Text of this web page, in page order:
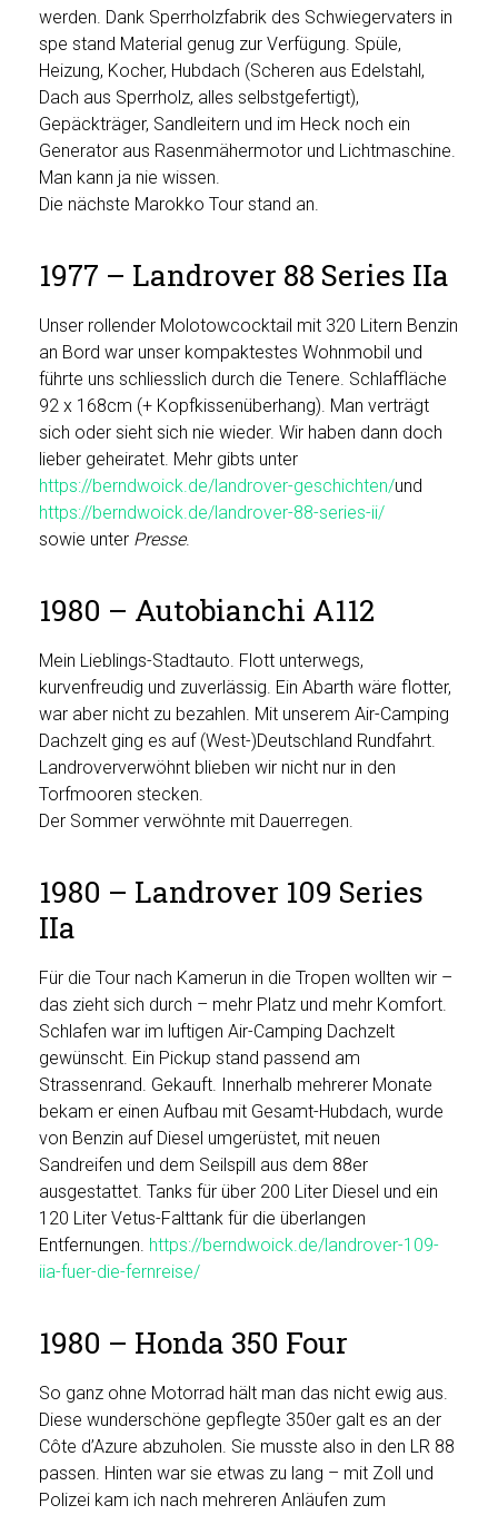
werden. Dank Sperrholzfabrik des Schwiegervaters in
spe stand Material genug zur Verfügung. Spüle,
Heizung, Kocher, Hubdach (Scheren aus Edelstahl,
Dach aus Sperrholz, alles selbstgefertigt),
Gepäckträger, Sandleitern und im Heck noch ein
Generator aus Rasenmähermotor und Lichtmaschine.
Man kann ja nie wissen.
Die nächste Marokko Tour stand an.
1977 – Landrover 88 Series IIa
Unser rollender Molotowcocktail mit 320 Litern Benzin
an Bord war unser kompaktestes Wohnmobil und
führte uns schliesslich durch die Tenere. Schlaffläche
92 x 168cm (+ Kopfkissenüberhang). Man verträgt
sich oder sieht sich nie wieder. Wir haben dann doch
lieber geheiratet. Mehr gibts unter
https://berndwoick.de/landrover-geschichten/und
https://berndwoick.de/landrover-88-series-ii/
sowie unter Presse.
1980 – Autobianchi A112
Mein Lieblings-Stadtauto. Flott unterwegs,
kurvenfreudig und zuverlässig. Ein Abarth wäre flotter,
war aber nicht zu bezahlen. Mit unserem Air-Camping
Dachzelt ging es auf (West-)Deutschland Rundfahrt.
Landroververwöhnt blieben wir nicht nur in den
Torfmooren stecken.
Der Sommer verwöhnte mit Dauerregen.
1980 – Landrover 109 Series
IIa
Für die Tour nach Kamerun in die Tropen wollten wir –
das zieht sich durch – mehr Platz und mehr Komfort.
Schlafen war im luftigen Air-Camping Dachzelt
gewünscht. Ein Pickup stand passend am
Strassenrand. Gekauft. Innerhalb mehrerer Monate
bekam er einen Aufbau mit Gesamt-Hubdach, wurde
von Benzin auf Diesel umgerüstet, mit neuen
Sandreifen und dem Seilspill aus dem 88er
ausgestattet. Tanks für über 200 Liter Diesel und ein
120 Liter Vetus-Falttank für die überlangen
Entfernungen. https://berndwoick.de/landrover-109-
iia-fuer-die-fernreise/
1980 – Honda 350 Four
So ganz ohne Motorrad hält man das nicht ewig aus.
Diese wunderschöne gepflegte 350er galt es an der
Côte d’Azure abzuholen. Sie musste also in den LR 88
passen. Hinten war sie etwas zu lang – mit Zoll und
Polizei kam ich nach mehreren Anläufen zum